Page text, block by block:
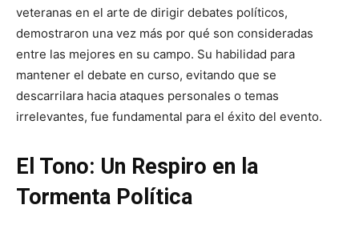
veteranas en el arte de dirigir debates políticos,
demostraron una vez más por qué son consideradas
entre las mejores en su campo. Su habilidad para
mantener el debate en curso, evitando que se
descarrilara hacia ataques personales o temas
irrelevantes, fue fundamental para el éxito del evento.
El Tono: Un Respiro en la
Tormenta Política